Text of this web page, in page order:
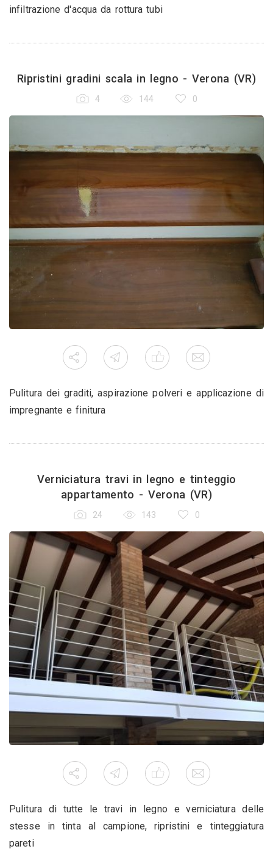
infiltrazione d'acqua da rottura tubi
Ripristini gradini scala in legno - Verona (VR)
4 144 0
Pulitura dei graditi, aspirazione polveri e applicazione di
impregnante e finitura
Verniciatura travi in legno e tinteggio
appartamento - Verona (VR)
24 143 0
Pulitura di tutte le travi in legno e verniciatura delle
stesse in tinta al campione, ripristini e tinteggiatura
pareti